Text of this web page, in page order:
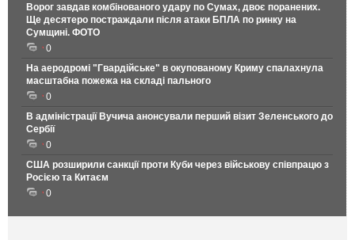
Ворог завдав комбінованого удару по Сумах, двоє поранених.
Ще десятеро постраждали після атаки БПЛА по ринку на
Сумщині. ФОТО
0
На аеродромі "Гвардійське" в окупованому Криму спалахнула
масштабна пожежа на складі пального
0
В адміністрації Вучича анонсували перший візит Зеленського до
Сербії
0
США розширили санкції проти Куби через військову співпрацю з
Росією та Китаєм
0